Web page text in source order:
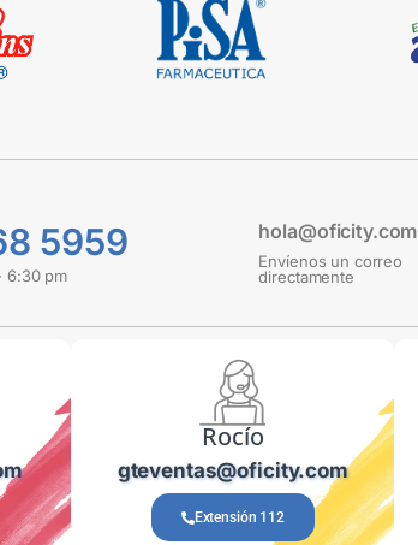
5959
6:30 pm
hola@oficity.com
Envíenos un correo
directamente
Rocío
gteventas@oficity.com
Extensión 112